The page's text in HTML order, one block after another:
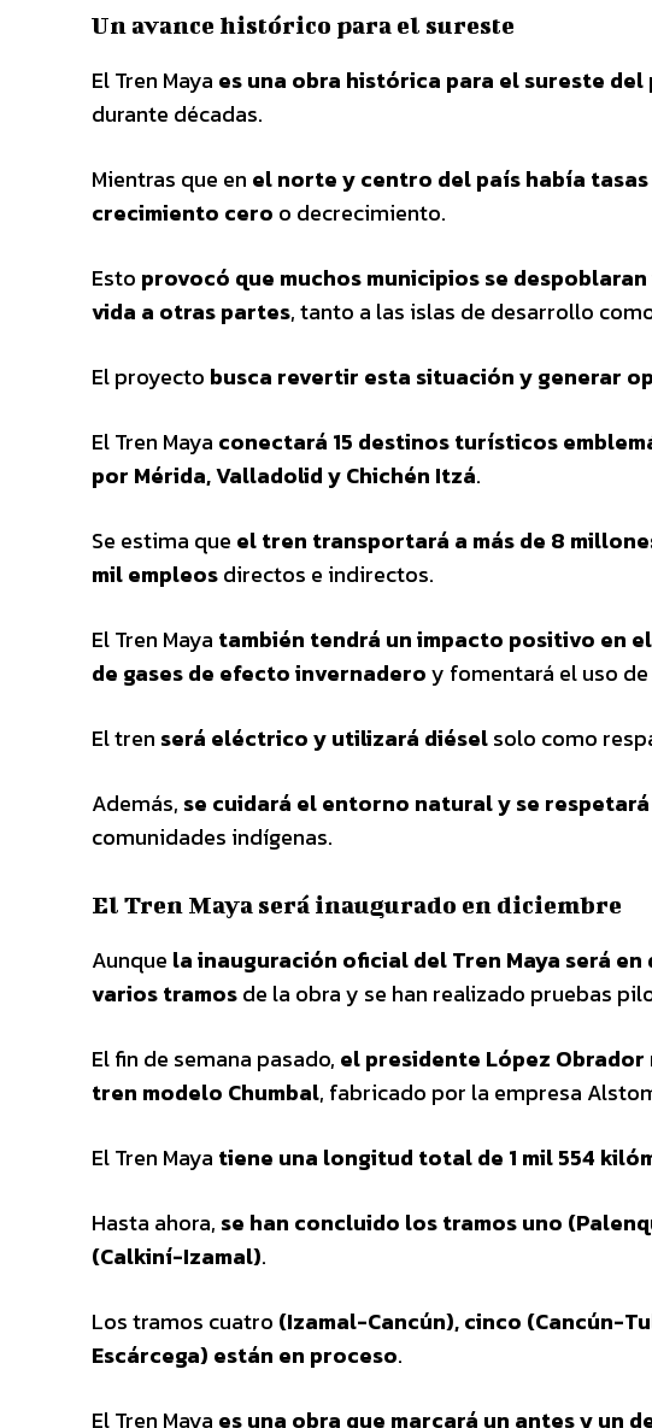
Un avance histórico para el sureste
El Tren Maya es una obra histórica para el sureste
durante décadas.
Mientras que en el norte y centro del país había
crecimiento cero o decrecimiento.
Esto provocó que muchos municipios se
vida a otras partes, tanto a las islas de desarrollo
El proyecto busca revertir esta situación y generar
El Tren Maya conectará 15 destinos turísticos
por Mérida, Valladolid y Chichén Itzá.
Se estima que el tren transportará a más de 8
mil empleosdirectos e indirectos.
El Tren Maya también tendrá un impacto positivo en
de gases de efecto invernaderoy fomentará el uso
El tren será eléctrico y utilizará diéselsolo como
Además, se cuidará el entorno natural y se
comunidades indígenas.
El Tren Maya será inaugurado en diciembre
Aunque la inauguración oficial del Tren Maya será
varios tramosde la obra y se han realizado pruebas
El fin de semana pasado, el presidente López Obrador
tren modelo Chumbal, fabricado por la empresa
El Tren Maya tiene una longitud total de 1 mil 554
Hasta ahora, se han concluido los tramos uno
(Calkiní-Izamal).
Los tramos cuatro (Izamal-Cancún), cinco (Cancún-
Escárcega) están en proceso.
El Tren Maya es una obra que marcará un antes y un